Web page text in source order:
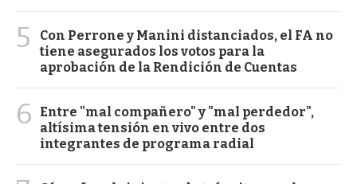
5
Con Perrone y Manini distanciados, el FA no
tiene asegurados los votos para la
aprobación de la Rendición de Cuentas
6
Entre "mal compañero" y "mal perdedor",
altísima tensión en vivo entre dos
integrantes de programa radial